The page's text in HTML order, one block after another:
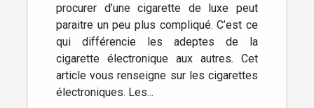
procurer d’une cigarette de luxe peut
paraitre un peu plus compliqué. C’est ce
qui différencie les adeptes de la
cigarette électronique aux autres. Cet
article vous renseigne sur les cigarettes
électroniques. Les...